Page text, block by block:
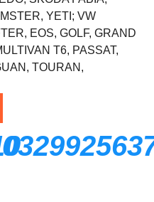
YETI; VW
EOS, GOLF, GRAND
T6, PASSAT,
TOURAN,